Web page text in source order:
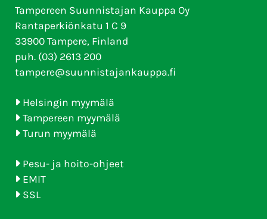
Tampereen Suunnistajan Kauppa Oy
Rantaperkiönkatu 1 C 9
33900 Tampere, Finland
puh. (03) 2613 200
tampere@suunnistajankauppa.fi
Helsingin myymälä
Tampereen myymälä
Turun myymälä
Pesu- ja hoito-ohjeet
EMIT
SSL